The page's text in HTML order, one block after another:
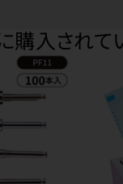
購入されて